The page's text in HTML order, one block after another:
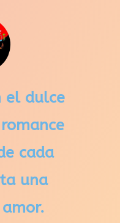
el dulce
cada
una